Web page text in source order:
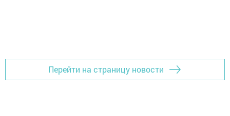
Перейти на страницу новости